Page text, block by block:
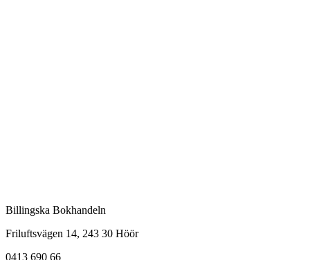
Billingska Bokhandeln
Friluftsvägen 14, 243 30 Höör
0413 690 66